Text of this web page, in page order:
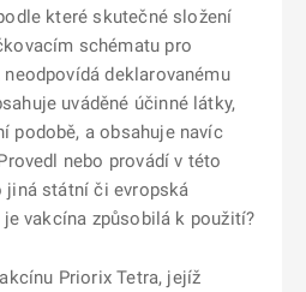
které skutečné složení
schématu pro
deklarovanému
uváděné účinné látky,
podobě, a obsahuje navíc
nebo provádí v této
jiná státní či evropská
vakcína způsobilá k použití?
Priorix Tetra, jejíž